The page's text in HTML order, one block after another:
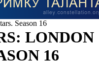
Season 16
LONDON
16